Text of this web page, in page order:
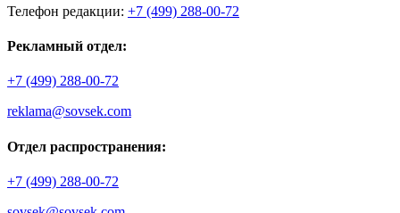
Телефон редакции: +7 (499) 288-00-72
Рекламный отдел:
+7 (499) 288-00-72
reklama@sovsek.com
Отдел распространения:
+7 (499) 288-00-72